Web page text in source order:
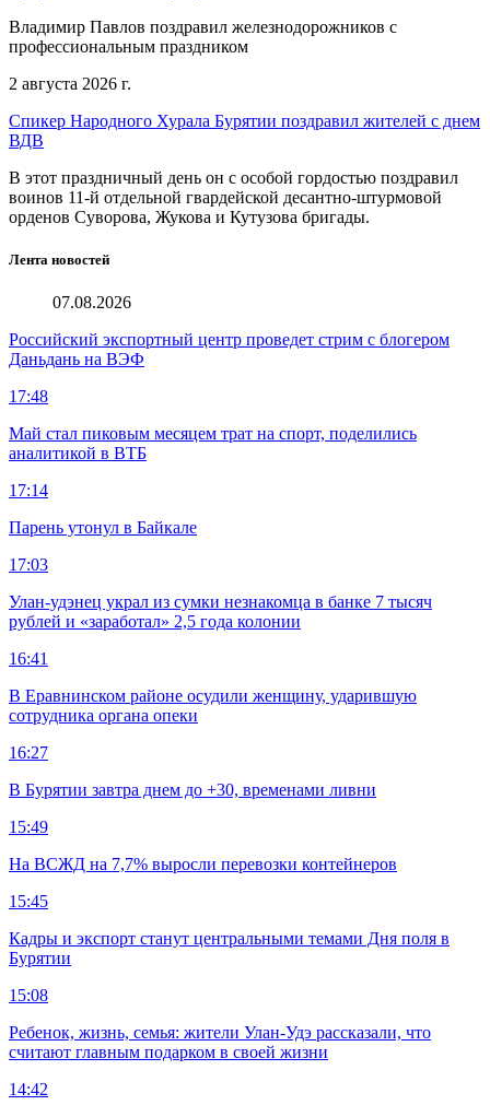
Владимир Павлов поздравил железнодорожников с
профессиональным праздником
2 августа 2026 г.
Спикер Народного Хурала Бурятии поздравил жителей с днем
ВДВ
В этот праздничный день он с особой гордостью поздравил
воинов 11-й отдельной гвардейской десантно-штурмовой
орденов Суворова, Жукова и Кутузова бригады.
Лента новостей
07.08.2026
Российский экспортный центр проведет стрим с блогером
Даньдань на ВЭФ
17:48
Май стал пиковым месяцем трат на спорт, поделились
аналитикой в ВТБ
17:14
Парень утонул в Байкале
17:03
Улан-удэнец украл из сумки незнакомца в банке 7 тысяч
рублей и «заработал» 2,5 года колонии
16:41
В Еравнинском районе осудили женщину, ударившую
сотрудника органа опеки
16:27
В Бурятии завтра днем до +30, временами ливни
15:49
На ВСЖД на 7,7% выросли перевозки контейнеров
15:45
Кадры и экспорт станут центральными темами Дня поля в
Бурятии
15:08
Ребенок, жизнь, семья: жители Улан-Удэ рассказали, что
считают главным подарком в своей жизни
14:42